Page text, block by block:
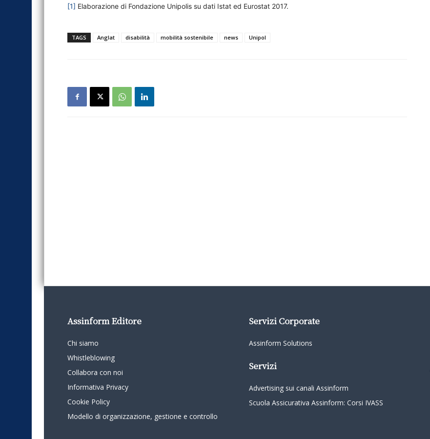
[1] Elaborazione di Fondazione Unipolis su dati Istat ed Eurostat 2017.
TAGS Anglat disabilità mobilità sostenibile news Unipol
Assinform Editore
Chi siamo
Whistleblowing
Collabora con noi
Informativa Privacy
Cookie Policy
Modello di organizzazione, gestione e controllo
Servizi Corporate
Assinform Solutions
Servizi
Advertising sui canali Assinform
Scuola Assicurativa Assinform: Corsi IVASS